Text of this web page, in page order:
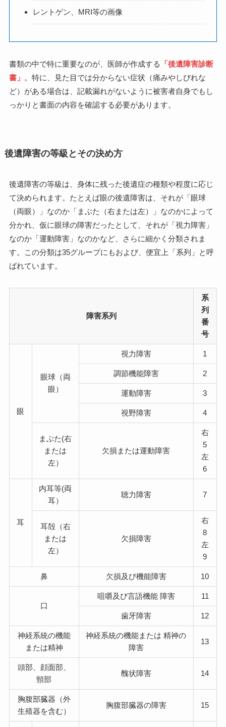
レントゲン、MRI等の画像
書類の中で特に重要なのが、医師が作成する
「後遺障害診断
書」 。特に、見た目では分からない症状（痛みやしびれな
ど）がある場合は、記載漏れがないように被害者自身でもし
っかりと書面の内容を確認する必要があります。
後遺障害の等級とその決め方
後遺障害の等級は、身体に残った後遺症の種類や程度に応じ
て決められます。たとえば眼の後遺障害は、それが「眼球
（両眼）」なのか「まぶた（右または左）」なのかによって
分かれ、仮に眼球の障害だったとして、それが「視力障害」
なのか「運動障害」なのかなど、さらに細かく分類されま
す。この分類は35グループにもおよび、便宜上「系列」と呼
ばれています。
障害系列
系
列
番
号
眼
眼球（両
眼）
視力障害 1
調節機能障害 2
運動障害 3
視野障害 4
まぶた(右
または
左）
欠損または運動障害
右
5
左
6
耳
内耳等(両
耳）
聴力障害 7
耳殻（右
または
左）
欠損障害
右
8
左
9
鼻 欠損及び機能障害 10
口
咀嚼及び言語機能 障害 11
歯牙障害 12
神経系統の機能
または精神
神経系統の機能または 精神の
障害
13
頭部、顔面部、
頸部
醜状障害 14
胸腹部臓器（外
生殖器を含む）
胸腹部臓器の障害 15